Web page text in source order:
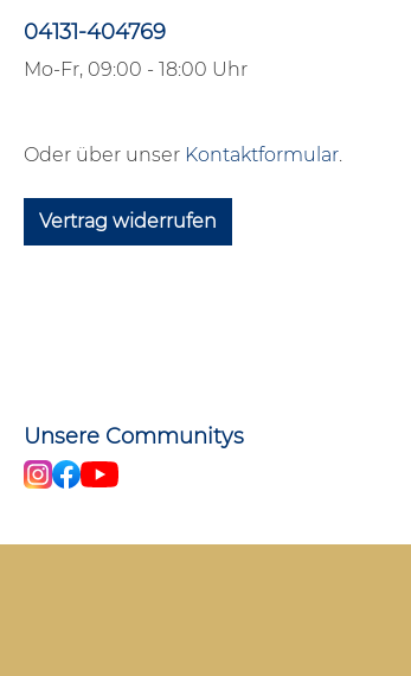
04131-404769
Mo-Fr, 09:00 - 18:00 Uhr
Oder über unser Kontaktformular.
Vertrag widerrufen
Unsere Communitys